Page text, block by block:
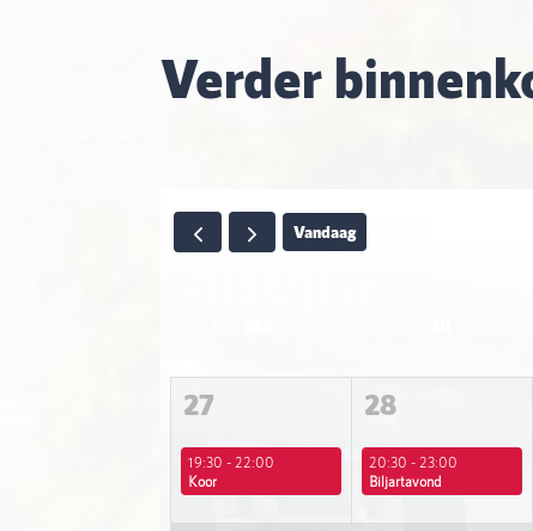
Verder
Vandaag
27 28
19:30 - 22:00
Koor
20:30 - 23:00
Biljartavond